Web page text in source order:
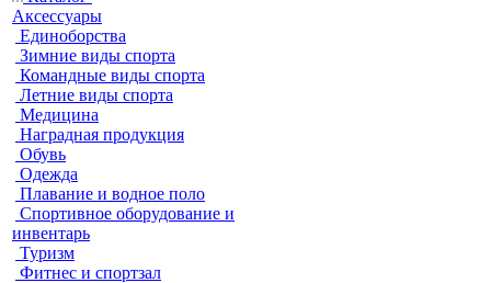
Аксессуары
Единоборства
Зимние виды спорта
Командные виды спорта
Летние виды спорта
Медицина
Наградная продукция
Обувь
Одежда
Плавание и водное поло
Спортивное оборудование и
инвентарь
Туризм
Фитнес и спортзал